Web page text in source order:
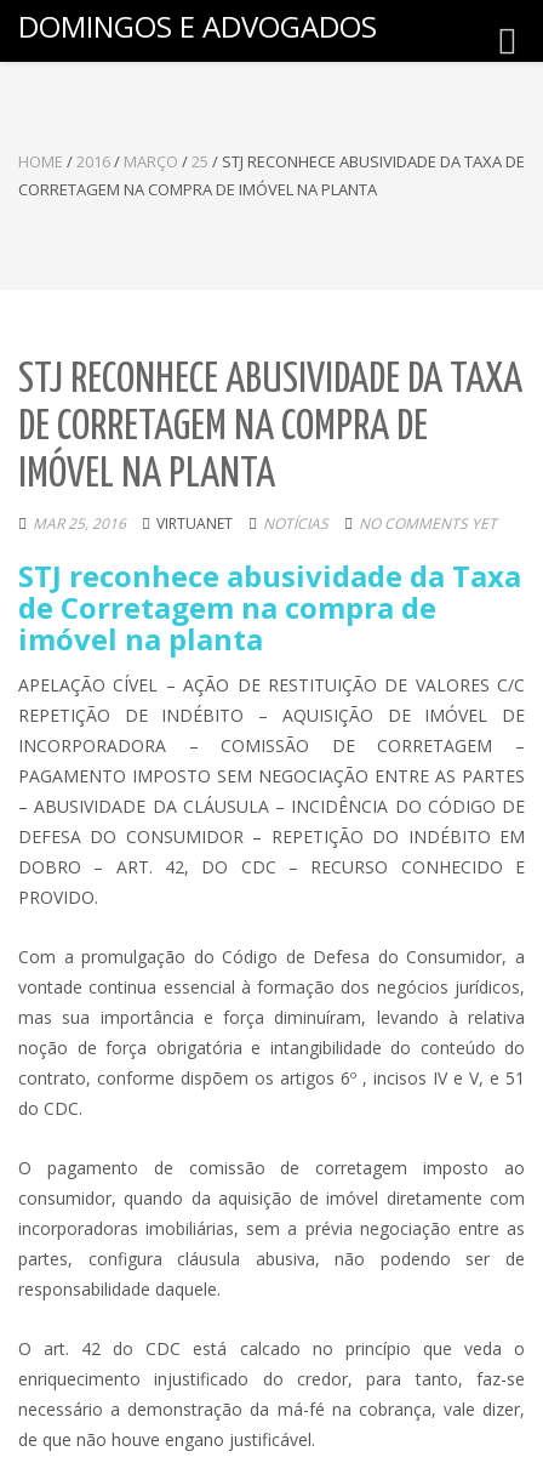
DOMINGOS E ADVOGADOS
HOME /2016/ MARÇO /25 / STJ RECONHECE ABUSIVIDADE DA TAXA DE
CORRETAGEM NA COMPRA DE IMÓVEL NA PLANTA
STJ RECONHECE ABUSIVIDADE DA TAXA
DE CORRETAGEM NA COMPRA DE
IMÓVEL NA PLANTA
MAR 25, 2016 VIRTUANET NOTÍCIAS NO COMMENTS YET
STJ reconhece abusividade da Taxa
de Corretagem na compra de
imóvel na planta
APELAÇÃO CÍVEL – AÇÃO DE RESTITUIÇÃO DE VALORES C/C
REPETIÇÃO DE INDÉBITO – AQUISIÇÃO DE IMÓVEL DE
INCORPORADORA – COMISSÃO DE CORRETAGEM –
PAGAMENTO IMPOSTO SEM NEGOCIAÇÃO ENTRE AS PARTES
– ABUSIVIDADE DA CLÁUSULA – INCIDÊNCIA DO CÓDIGO DE
DEFESA DO CONSUMIDOR – REPETIÇÃO DO INDÉBITO EM
DOBRO – ART. 42, DO CDC – RECURSO CONHECIDO E
PROVIDO.
Com a promulgação do Código de Defesa do Consumidor, a
vontade continua essencial à formação dos negócios jurídicos,
mas sua importância e força diminuíram, levando à relativa
noção de força obrigatória e intangibilidade do conteúdo do
contrato, conforme dispõem os artigos 6º , incisos IV e V, e 51
do CDC.
O pagamento de comissão de corretagem imposto ao
consumidor, quando da aquisição de imóvel diretamente com
incorporadoras imobiliárias, sem a prévia negociação entre as
partes, configura cláusula abusiva, não podendo ser de
responsabilidade daquele.
O art. 42 do CDC está calcado no princípio que veda o
enriquecimento injustificado do credor, para tanto, faz-se
necessário a demonstração da má-fé na cobrança, vale dizer,
de que não houve engano justificável.